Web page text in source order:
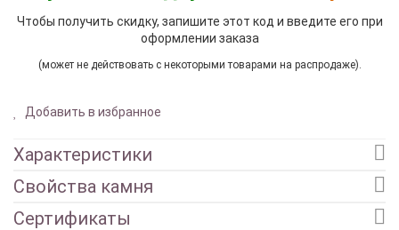
Чтобы получить скидку, запишите этот код и введите его при
оформлении заказа
(может не действовать с некоторыми товарами на распродаже).
Добавить в избранное
Характеристики
Свойства камня
Сертификаты